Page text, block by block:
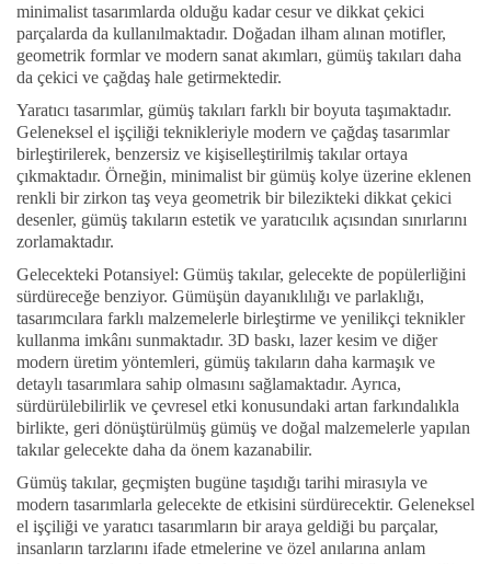
minimalist tasarımlarda olduğu kadar cesur ve dikkat çekici
parçalarda da kullanılmaktadır. Doğadan ilham alınan motifler,
geometrik formlar ve modern sanat akımları, gümüş takıları daha
da çekici ve çağdaş hale getirmektedir.
Yaratıcı tasarımlar, gümüş takıları farklı bir boyuta taşımaktadır.
Geleneksel el işçiliği teknikleriyle modern ve çağdaş tasarımlar
birleştirilerek, benzersiz ve kişiselleştirilmiş takılar ortaya
çıkmaktadır. Örneğin, minimalist bir gümüş kolye üzerine eklenen
renkli bir zirkon taş veya geometrik bir bilezikteki dikkat çekici
desenler, gümüş takıların estetik ve yaratıcılık açısından sınırlarını
zorlamaktadır.
Gelecekteki Potansiyel: Gümüş takılar, gelecekte de popülerliğini
sürdüreceğe benziyor. Gümüşün dayanıklılığı ve parlaklığı,
tasarımcılara farklı malzemelerle birleştirme ve yenilikçi teknikler
kullanma imkânı sunmaktadır. 3D baskı, lazer kesim ve diğer
modern üretim yöntemleri, gümüş takıların daha karmaşık ve
detaylı tasarımlara sahip olmasını sağlamaktadır. Ayrıca,
sürdürülebilirlik ve çevresel etki konusundaki artan farkındalıkla
birlikte, geri dönüştürülmüş gümüş ve doğal malzemelerle yapılan
takılar gelecekte daha da önem kazanabilir.
Gümüş takılar, geçmişten bugüne taşıdığı tarihi mirasıyla ve
modern tasarımlarla gelecekte de etkisini sürdürecektir. Geleneksel
el işçiliği ve yaratıcı tasarımların bir araya geldiği bu parçalar,
insanların tarzlarını ifade etmelerine ve özel anılarına anlam